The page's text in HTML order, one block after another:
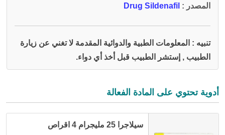
المصدر : Drug Sildenafil
تنبيه : المعلومات الطبية والدوائية المقدمة لا تغني عن زيارة
الطبيب , إستشر الطبيب قبل أخذ أي دواء.
أدوية تحتوي على المادة الفعالة
سيلاجرا 25 مليجرام 4 اقراص